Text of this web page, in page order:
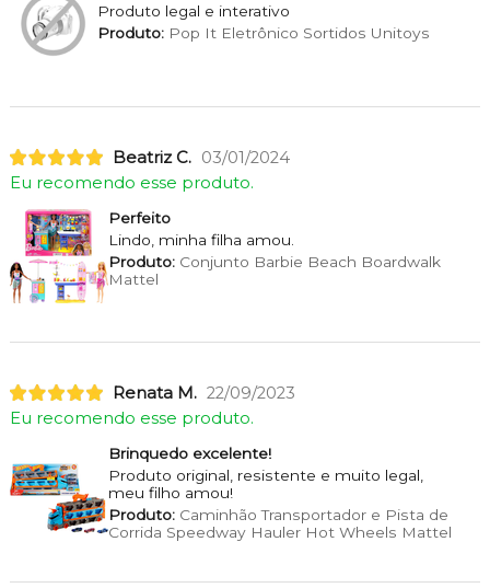
Produto legal e interativo
Produto:Pop It Eletrônico Sortidos Unitoys
Beatriz C. 03/01/2024
Eu recomendo esse produto.
Perfeito
Lindo, minha filha amou.
Produto:Conjunto Barbie Beach Boardwalk
Mattel
Renata M. 22/09/2023
Eu recomendo esse produto.
Brinquedo excelente!
Produto original, resistente e muito legal,
meu filho amou!
Produto:Caminhão Transportador e Pista de
Corrida Speedway Hauler Hot Wheels Mattel